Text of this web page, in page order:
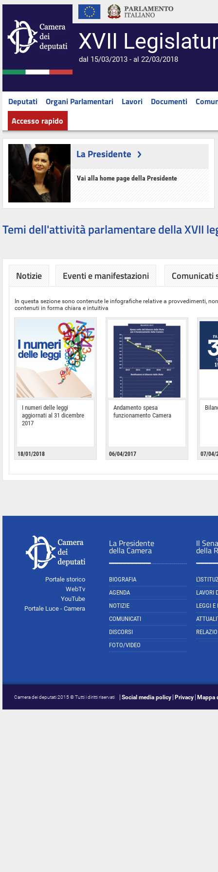
XVII
dal 15/03/2013 - al 22/03/2018
Deputati Organi Parlamentari Lavori Documenti
Accesso rapido
La Presidente
Vai alla home page della Presidente
Temi dell'attività parlamentare della XVII
Notizie Eventi e manifestazioni Comunicati
In questa sezione sono contenute le infografiche relative a provvedimenti,
contenuti in forma chiara e intuitiva
I numeri delle leggi
aggiornati al 31 dicembre
2017
18/01/2018
Andamento spesa
funzionamento Camera
06/04/2017 07/04/
Portale storico
WebTv
YouTube
Portale Luce - Camera
La Presidente
della Camera
BIOGRAFIA
AGENDA
NOTIZIE
COMUNICATI
DISCORSI
FOTO/VIDEO
Il
della
LAVORI
LEGGI E
Camera dei deputati 2015 © Tutti i diritti riservati Social media policy Privacy Mappa